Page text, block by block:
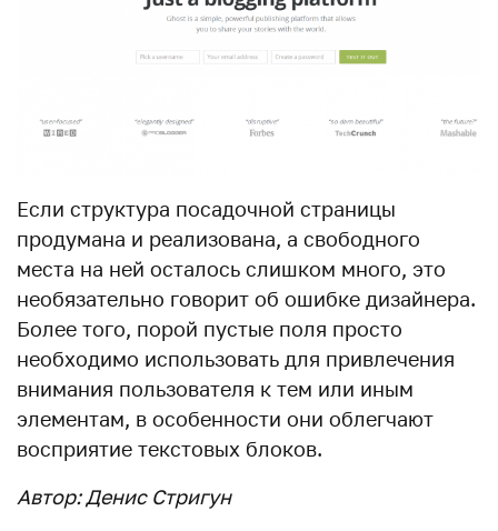
Если структура посадочной страницы
продумана и реализована, а свободного
места на ней осталось слишком много, это
необязательно говорит об ошибке дизайнера.
Более того, порой пустые поля просто
необходимо использовать для привлечения
внимания пользователя к тем или иным
элементам, в особенности они облегчают
восприятие текстовых блоков.
Автор: Денис Стригун